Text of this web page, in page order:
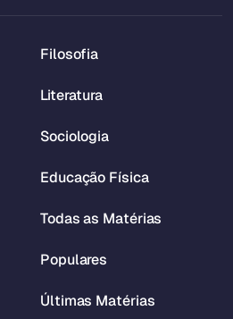
Filosofia
Literatura
Sociologia
Educação Física
Todas as Matérias
Populares
Últimas Matérias